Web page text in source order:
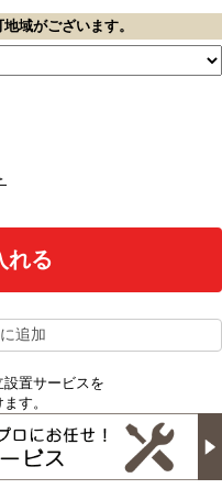
域がございます。
追加
置サービスを
す。